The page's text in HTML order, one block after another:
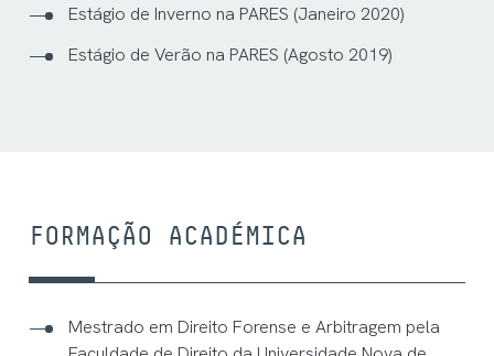
Estágio de Inverno na PARES (Janeiro 2020)
Estágio de Verão na PARES (Agosto 2019)
FORMAÇÃO ACADÉMICA
Mestrado em Direito Forense e Arbitragem pela